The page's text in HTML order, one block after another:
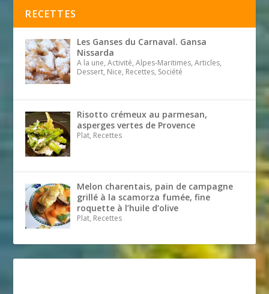
RECETTES
Les Ganses du Carnaval. Gansa
Nissarda
A la une, Activité, Alpes-Maritimes, Articles,
Dessert, Nice, Recettes, Société
Risotto crémeux au parmesan,
asperges vertes de Provence
Plat, Recettes
Melon charentais, pain de campagne
grillé à la scamorza fumée, fine
roquette à l’huile d’olive
Plat, Recettes